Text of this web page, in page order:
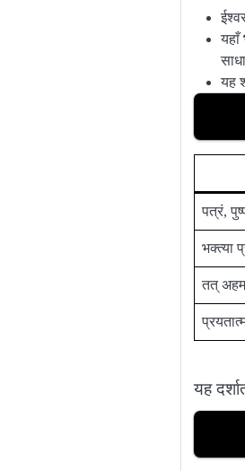
यहाँ
यह
पत्रं,
भक्त्या
तत् अहम्
यह